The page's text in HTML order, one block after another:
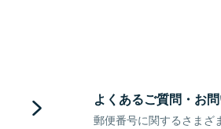
よくあるご質問・お
郵便番号に関するさまざ